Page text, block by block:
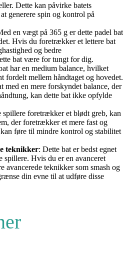
Dette kan påvirke batets
generere spin og kontrol på
en vægt på 365 g er dette padel bat
Hvis du foretrækker et lettere bat
og bedre
bat være for tungt for dig.
har en medium balance, hvilket
fordelt mellem håndtaget og hovedet.
en mere forskyndet balance, der
kan dette bat ikke opfylde
spillere foretrækker et blødt greb, kan
der foretrækker et mere fast og
føre til mindre kontrol og stabilitet
teknikker: Dette bat er bedst egnet
spillere. Hvis du er en avanceret
avancerede teknikker som smash og
din evne til at udføre disse